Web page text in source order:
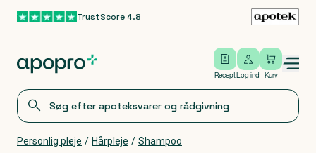
Gå til hovedindholdTrustScore 4.8
Recept
Log ind
Log ind Kurv
Open/close menu
Personlig pleje / Hårpleje / Shampoo